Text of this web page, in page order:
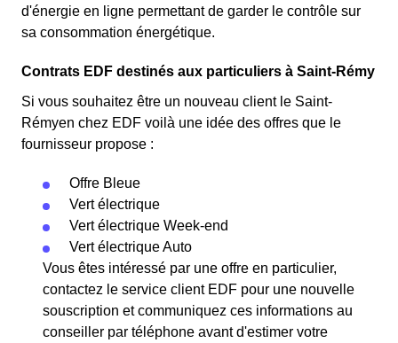
d'énergie en ligne permettant de garder le contrôle sur
sa consommation énergétique.
Contrats EDF destinés aux particuliers à Saint-Rémy
Si vous souhaitez être un nouveau client le Saint-
Rémyen chez EDF voilà une idée des offres que le
fournisseur propose :
Offre Bleue
Vert électrique
Vert électrique Week-end
Vert électrique Auto
Vous êtes intéressé par une offre en particulier,
contactez le service client EDF pour une nouvelle
souscription et communiquez ces informations au
conseiller par téléphone avant d'estimer votre